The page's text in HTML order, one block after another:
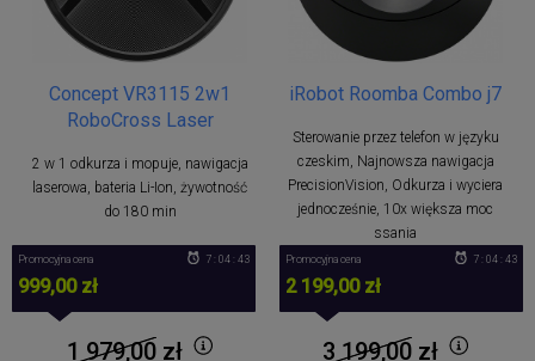
Concept VR3115 2w1
RoboCross Laser
2 w 1 odkurza i mopuje, nawigacja
laserowa, bateria Li-Ion, żywotność
do 180 min
Promocyjna cena
999,00 zł
7 : 04 : 42
1 979,00zł
iRobot Roomba Combo j7
Sterowanie przez telefon w języku
czeskim, Najnowsza nawigacja
PrecisionVision, Odkurza i wyciera
jednocześnie, 10x większa moc
ssania
Promocyjna cena
2 199,00 zł
7 : 04 : 42
3 199,00zł